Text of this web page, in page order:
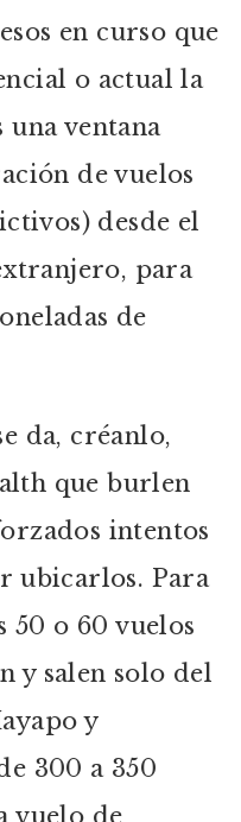
en curso que
o actual la
una ventana
de vuelos
desde el
para
de
da, créanlo,
que burlen
intentos
ubicarlos. Para
o 60 vuelos
y salen solo del
y
300 a 350
vuelo de